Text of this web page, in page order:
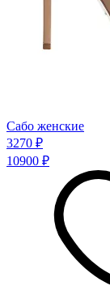
Сабо женские
3270 ₽
10900 ₽